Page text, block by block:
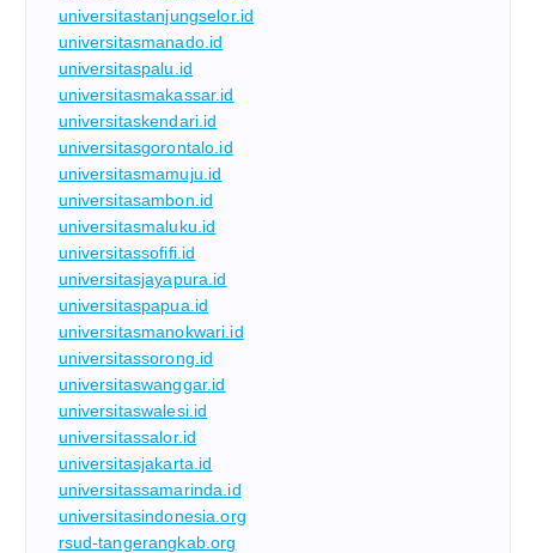
universitastanjungselor.id
universitasmanado.id
universitaspalu.id
universitasmakassar.id
universitaskendari.id
universitasgorontalo.id
universitasmamuju.id
universitasambon.id
universitasmaluku.id
universitassofifi.id
universitasjayapura.id
universitaspapua.id
universitasmanokwari.id
universitassorong.id
universitaswanggar.id
universitaswalesi.id
universitassalor.id
universitasjakarta.id
universitassamarinda.id
universitasindonesia.org
rsud-tangerangkab.org